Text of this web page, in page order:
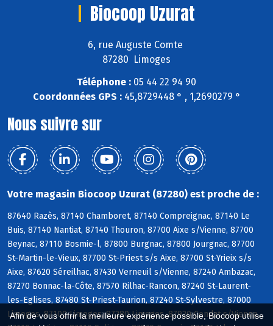
Afin de vous offrir la meilleure expérience possible, Biocoop utilise
Biocoop Uzurat
6, rue Auguste Comte
87280 Limoges
Téléphone : 05 44 22 94 90
Coordonnées GPS :45,8729448 ° , 1,2690279 °
Nous suivre sur
Votre magasin Biocoop Uzurat (87280) est proche de :
87640 Razès, 87140 Chamboret, 87140 Compreignac, 87140 Le
Buis, 87140 Nantiat, 87140 Thouron, 87700 Aixe s/Vienne, 87700
Beynac, 87110 Bosmie-l, 87800 Burgnac, 87800 Jourgnac, 87700
St-Martin-le-Vieux, 87700 St-Priest s/s Aixe, 87700 St-Yrieix s/s
Aixe, 87620 Séreilhac, 87430 Verneuil s/Vienne, 87240 Ambazac,
87270 Bonnac-la-Côte, 87570 Rilhac-Rancon, 87240 St-Laurent-
les-Eglises, 87480 St-Priest-Taurion, 87240 St-Sylvestre, 87000
Limoges, 87100 Limoges, 87280 Limoges, 87920 Condat s/Vienne,